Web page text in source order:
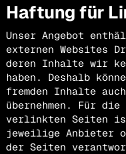
Haftung für
Unser Angebot
externen Websites
deren Inhalte wir
haben. Deshalb
fremden Inhalte
übernehmen. Für
verlinkten Seiten
jeweilige Anbieter
der Seiten